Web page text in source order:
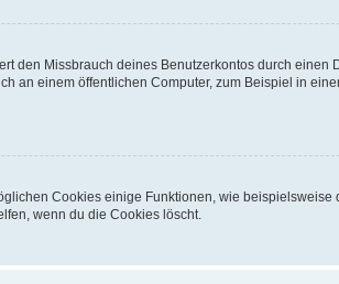
den Missbrauch deines Benutzerkontos durch einen
an einem öffentlichen Computer, zum Beispiel in
Cookies einige Funktionen, wie beispielsweise
wenn du die Cookies löscht.